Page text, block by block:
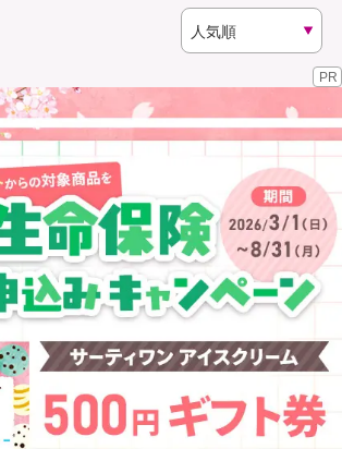
資料請求
（無料）
訪問相談
イオンカード会員さま専用保険
PR